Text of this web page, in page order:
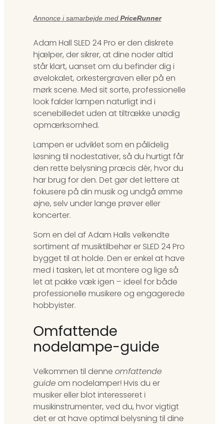
Annonce i samarbejde med PriceRunner
Adam Hall SLED 24 Pro er den diskrete
hjælper, der sikrer, at dine noder altid
står klart, uanset om du befinder dig i
øvelokalet, orkestergraven eller på en
mørk scene. Med sit sorte, professionelle
look falder lampen naturligt ind i
scenebilledet uden at tiltrække unødig
opmærksomhed.
Lampen er udviklet som en pålidelig
løsning til nodestativer, så du hurtigt får
den rette belysning præcis dér, hvor du
har brug for den. Det gør det lettere at
fokusere på din musik og undgå ømme
øjne, selv under lange prøver eller
koncerter.
Som en del af Adam Halls velkendte
sortiment af musiktilbehør er SLED 24 Pro
bygget til at holde. Den er enkel at have
med i tasken, let at montere og lige så
let at pakke væk igen – ideel for både
professionelle musikere og engagerede
hobbyister.
Omfattende
nodelampe-guide
Velkommen til denne omfattende
guideom nodelamper! Hvis du er
musiker eller blot interesseret i
musikinstrumenter, ved du, hvor vigtigt
det er at have optimal belysning til dine